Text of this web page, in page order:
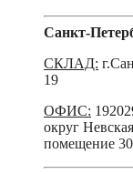
Санкт-
СКЛАД:
19
ОФИС:
округ
помещение